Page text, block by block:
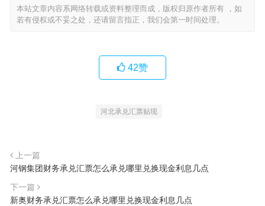
本站文章内容系网络转载或资料整理而成，版权归原作者所有 ，如
若有侵权或不妥之处，还请留言指正，我们会第一时间处理。
42赞
河北承兑汇票贴现
上一篇
河钢集团财务承兑汇票怎么承兑哪里兑换现金利息几点
下一篇
新奥财务承兑汇票怎么承兑哪里兑换现金利息几点